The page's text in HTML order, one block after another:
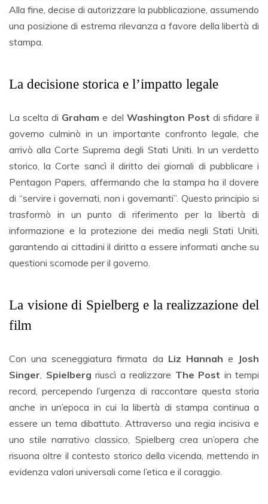
Alla fine, decise di autorizzare la pubblicazione, assumendo
una posizione di estrema rilevanza a favore della libertà di
stampa.
La decisione storica e l’impatto legale
La scelta di Graham e del Washington Post di sfidare il
governo culminò in un importante confronto legale, che
arrivò alla Corte Suprema degli Stati Uniti. In un verdetto
storico, la Corte sancì il diritto dei giornali di pubblicare i
Pentagon Papers, affermando che la stampa ha il dovere
di “servire i governati, non i governanti”. Questo principio si
trasformò in un punto di riferimento per la libertà di
informazione e la protezione dei media negli Stati Uniti,
garantendo ai cittadini il diritto a essere informati anche su
questioni scomode per il governo.
La visione di Spielberg e la realizzazione del
film
Con una sceneggiatura firmata da Liz Hannah e Josh
Singer Spielberg riuscì a realizzare The Post in tempi
record, percependo l’urgenza di raccontare questa storia
anche in un’epoca in cui la libertà di stampa continua a
essere un tema dibattuto. Attraverso una regia incisiva e
uno stile narrativo classico, Spielberg crea un’opera che
risuona oltre il contesto storico della vicenda, mettendo in
evidenza valori universali come l’etica e il coraggio.